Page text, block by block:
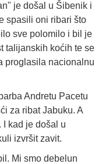
je došal u Šibenik i
spasili oni ribari što
sve polomilo i bil je
talijanskih koćih te se
proglasila nacionalnu
Andretu Pacetu
za ribat Jabuku. A
kad je došal u
izvršit zavit.
Mi smo debelun